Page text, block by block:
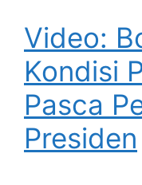
Video:
Kondisi
Pasca
Presiden